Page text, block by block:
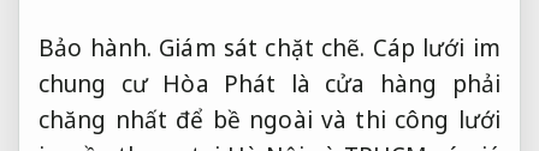
Bảo hành. Giám sát chặt chẽ. Cáp lưới im
chung cư Hòa Phát là cửa hàng phải
chăng nhất để bề ngoài và thi công lưới